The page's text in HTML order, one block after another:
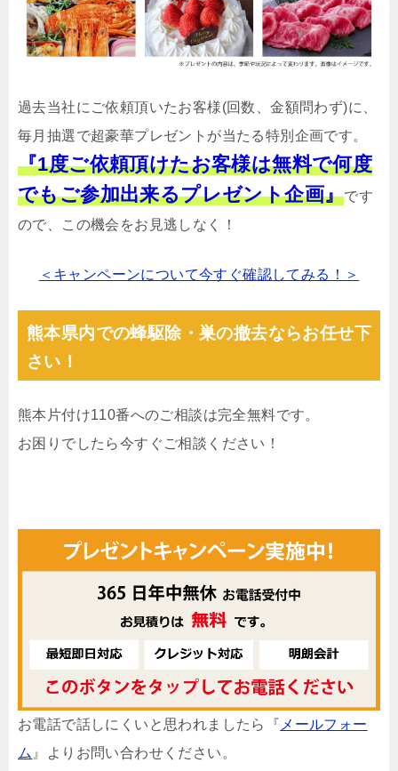
過去当社にご依頼頂いたお客様(回数、金額問わず)に、
毎月抽選で超豪華プレゼントが当たる特別企画です。
『1度ご依頼頂けたお客様は無料で何度
でもご参加出来るプレゼント企画』です
ので、この機会をお見逃しなく！
＜キャンペーンについて今すぐ確認してみる！＞
熊本県内での蜂駆除・巣の撤去ならお任せ下
さい！
熊本片付け110番へのご相談は完全無料です。
お困りでしたら今すぐご相談ください！
お電話で話しにくいと思われましたら『 メールフォー
ム 』よりお問い合わせください。